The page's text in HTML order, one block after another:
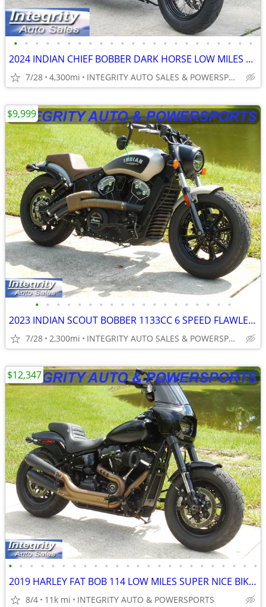
• • • • • • • • • • • • • • • • • • • • • • •
2024 INDIAN CHIEF BOBBER DARK HORSE LOW MILES FLAWLESS NO BS FEES
7/28 4,300mi INTEGRITY AUTO SALES & POWERSPORTS
• • • • • • • • • • • • • • • • • • •
2023 INDIAN SCOUT BOBBER 1133CC 6 SPEED FLAWLESS BIKE NO BS FEES
7/28 2,300mi INTEGRITY AUTO SALES & POWERSPORTS
$9,999
• • • • • • • • • • • • • • • • • • • • • • • •
2019 HARLEY FAT BOB 114 LOW MILES SUPER NICE BIKE NO BS FEES HERE!!!!!
8/4 11k mi INTEGRITY AUTO & POWERSPORTS
$12,347